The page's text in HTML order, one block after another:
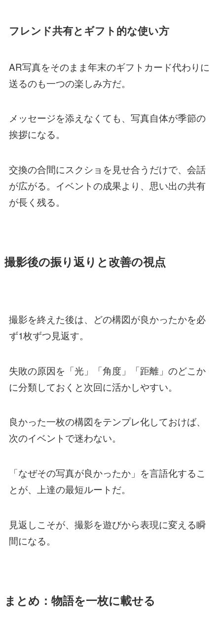
フレンド共有とギフト的な使い方
AR写真をそのまま年末のギフトカード代わりに
送るのも一つの楽しみ方だ。
メッセージを添えなくても、写真自体が季節の
挨拶になる。
交換の合間にスクショを見せ合うだけで、会話
が広がる。イベントの成果より、思い出の共有
が長く残る。
撮影後の振り返りと改善の視点
撮影を終えた後は、どの構図が良かったかを必
ず1枚ずつ見返す。
失敗の原因を「光」「角度」「距離」のどこか
に分類しておくと次回に活かしやすい。
良かった一枚の構図をテンプレ化しておけば、
次のイベントで迷わない。
「なぜその写真が良かったか」を言語化するこ
とが、上達の最短ルートだ。
見返しこそが、撮影を遊びから表現に変える瞬
間になる。
まとめ：物語を一枚に載せる